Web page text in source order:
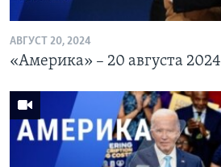
АВГУСТ 20, 2024
«Америка» – 20 августа 2024